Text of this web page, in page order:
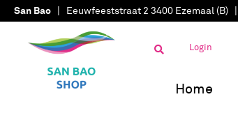
San Bao | Eeuwfeeststraat 2 3400 Ezemaal (B) |
Login
Home